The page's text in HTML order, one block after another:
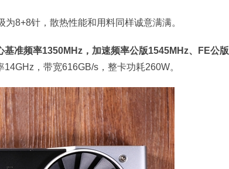
8+8针，散热性能和用料同样诚意满满。
准频率1350MHz，加速频率公版1545MHz、FE公版
，带宽616GB/s，整卡功耗260W。